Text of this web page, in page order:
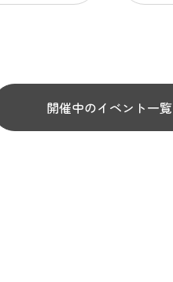
開催中のイベント一覧